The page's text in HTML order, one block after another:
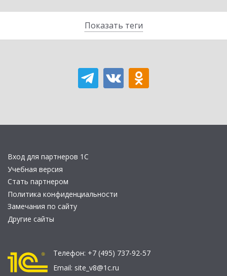
Показать теги
Вход для партнеров 1С
Учебная версия
Стать партнером
Политика конфиденциальности
Замечания по сайту
Другие сайты
Телефон: +7 (495) 737-92-57
Email: site_v8@1c.ru